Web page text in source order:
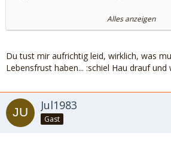
Beim Thema Frust bist du ja auch
wenn sie ihn haben möchte da Ex vom
Bezugsperson gesehen wird und
blumige Worte das sie nicht mit ihm
Mal abgesehen davon schafft sie es
Alles anzeigen
Du tust mir aufrichtig leid, wirklich, was
Lebensfrust haben... :schiel Hau drauf und
Jul1983
Gast